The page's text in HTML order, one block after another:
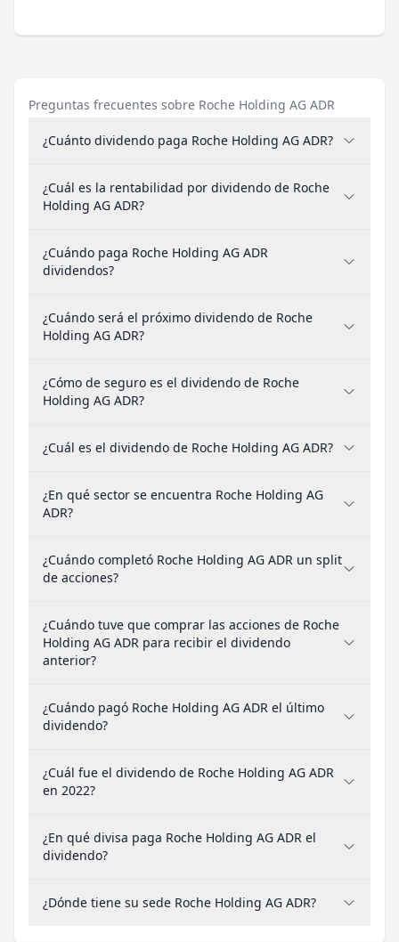
Preguntas frecuentes sobre Roche Holding AG ADR
¿Cuánto dividendo paga Roche Holding AG ADR?
¿Cuál es la rentabilidad por dividendo de Roche
Holding AG ADR?
¿Cuándo paga Roche Holding AG ADR
dividendos?
¿Cuándo será el próximo dividendo de Roche
Holding AG ADR?
¿Cómo de seguro es el dividendo de Roche
Holding AG ADR?
¿Cuál es el dividendo de Roche Holding AG ADR?
¿En qué sector se encuentra Roche Holding AG
ADR?
¿Cuándo completó Roche Holding AG ADR un split
de acciones?
¿Cuándo tuve que comprar las acciones de Roche
Holding AG ADR para recibir el dividendo
anterior?
¿Cuándo pagó Roche Holding AG ADR el último
dividendo?
¿Cuál fue el dividendo de Roche Holding AG ADR
en 2022?
¿En qué divisa paga Roche Holding AG ADR el
dividendo?
¿Dónde tiene su sede Roche Holding AG ADR?